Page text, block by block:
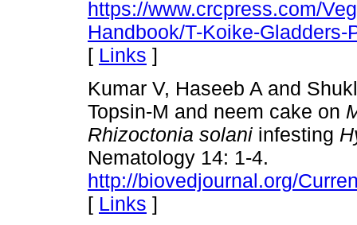
https://www.crcpress.com/
Handbook/T-Koike-
[ Links ]
Kumar V, Haseeb A and
Topsin-M and neem cake on
Rhizoctonia solani infesting
Nematology 14: 1-4.
http://biovedjournal.org/
[ Links ]